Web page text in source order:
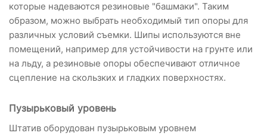
которые надеваются резиновые "башмаки". Таким
образом, можно выбрать необходимый тип опоры для
различных условий съемки. Шипы используются вне
помещений, например для устойчивости на грунте или
на льду, а резиновые опоры обеспечивают отличное
сцепление на скользких и гладких поверхностях.
Пузырьковый уровень
Штатив оборудован пузырьковым уровнем